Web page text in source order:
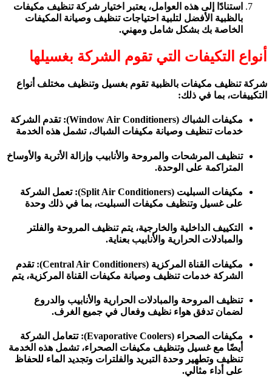
استنادًا إلى هذه العوامل، يعتبر اختيار شركة تنظيف مكيفات
بالظبية الأفضل لتلبية احتياجات تنظيف وصيانة المكيفات
الخاصة بك بشكل شامل ومهني.
أنواع التكيفات التي تقوم الشركة بغسيلها
شركة تنظيف مكيفات بالظبية تقوم بغسيل وتنظيف مختلف أنواع
التكييفات، بما في ذلك:
مكيفات الشباك (Window Air Conditioners): تقدم الشركة
خدمات تنظيف وصيانة مكيفات الشباك، تشمل هذه الخدمة
تنظيف المرشحات والمروحة والأنابيب وإزالة الأتربة والأوساخ
المتراكمة على الوحدة.
مكيفات السبليت (Split Air Conditioners): تعمل الشركة
على غسيل وتنظيف مكيفات السبليت، بما في ذلك وحدة
التكييف الداخلية والخارجية، يتم تنظيف المروحة والفلتر
والمبادلات الحرارية والأنابيب بعناية.
مكيفات القناة المركزية (Central Air Conditioners): تقدم
الشركة خدمات تنظيف وصيانة مكيفات القناة المركزية، يتم
تنظيف المروحة والمبادلات الحرارية والأنابيب والدروع
لضمان تدفق هواء نظيف وفعال في جميع الغرف.
مكيفات الصحراء (Evaporative Coolers): تتعامل الشركة
أيضًا مع غسيل وتنظيف مكيفات الصحراء، تشمل هذه الخدمة
تنظيف وتطهير وحدة التبريد والفلترات وتجديد الماء للحفاظ
على أداء مثالي.